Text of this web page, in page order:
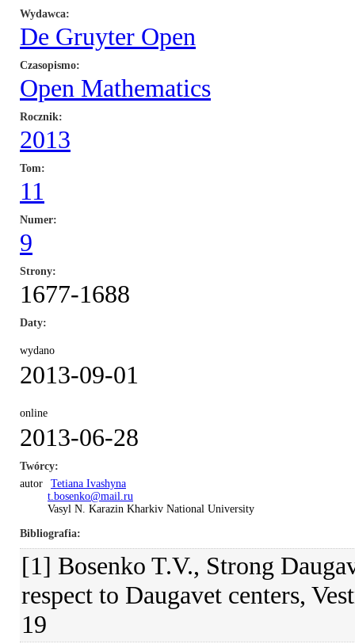
Wydawca
De Gruyter Open
Czasopismo
Open Mathematics
Rocznik
2013
Tom
11
Numer
9
Strony
1677-1688
Daty
wydano
2013-09-01
online
2013-06-28
Twórcy
autor
Tetiana Ivashyna
t.bosenko@mail.ru
Vasyl N. Karazin Kharkiv National University
Bibliografia
[1] Bosenko T.V., Strong
respect to Daugavet centers,
19